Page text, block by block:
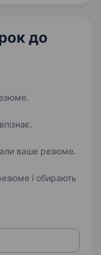
до
ваше резюме.
і обирають